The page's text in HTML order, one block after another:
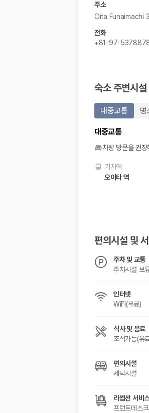
제주도 렌트카 실시간 최저가 가격비교
주소
Oita Funaimachi
전화
+81-97-
숙소 주변시설
대중교통 명
대중교통
차량 방문을 권장
기차역
오이타 역
편의시설 및
주차 및 교통
주차시설 보
인터넷
WiFi(무료)
식사 및 음료
조식가능(유
편의시설
세탁시설
리셉션 서비
프런트데스